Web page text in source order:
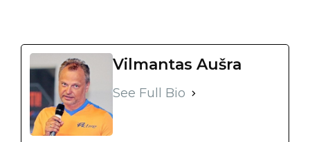
Vilmantas Aušra
See Full Bio